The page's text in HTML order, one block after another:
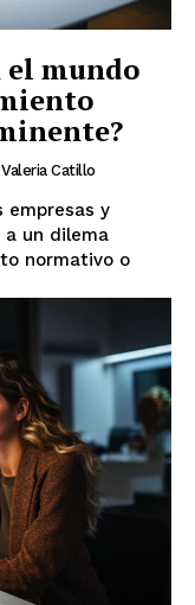
el mundo
Valeria Catillo
empresas y
un dilema
normativo o